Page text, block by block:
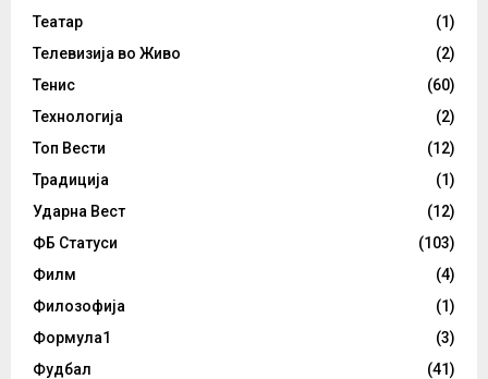
Театар
(1)
Телевизија во Живо
(2)
Тенис
(60)
Технологија
(2)
Топ Вести
(12)
Традиција
(1)
Ударна Вест
(12)
ФБ Статуси
(103)
Филм
(4)
Филозофија
(1)
Формула1
(3)
Фудбал
(41)